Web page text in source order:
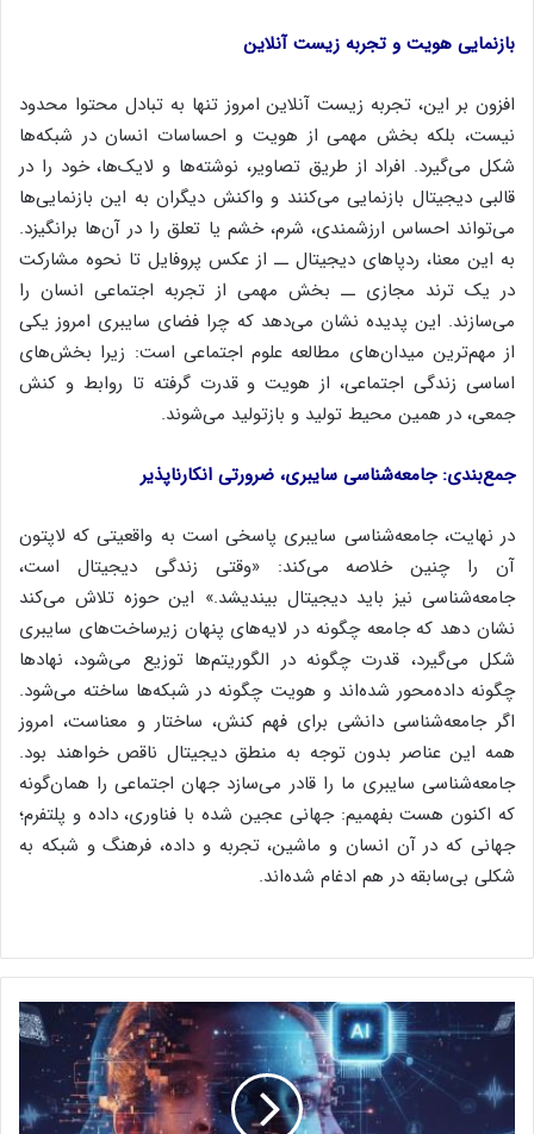
بازنمایی هویت و تجربه زیست آنلاین
افزون بر این، تجربه زیست آنلاین امروز تنها به تبادل محتوا محدود
نیست، بلکه بخش مهمی از هویت و احساسات انسان در شبکه‌ها
شکل می‌گیرد. افراد از طریق تصاویر، نوشته‌ها و لایک‌ها، خود را در
قالبی دیجیتال بازنمایی می‌کنند و واکنش دیگران به این بازنمایی‌ها
می‌تواند احساس ارزشمندی، شرم، خشم یا تعلق را در آن‌ها برانگیزد.
به این معنا، ردپاهای دیجیتال ــ از عکس پروفایل تا نحوه مشارکت
در یک ترند مجازی ــ بخش مهمی از تجربه اجتماعی انسان را
می‌سازند. این پدیده نشان می‌دهد که چرا فضای سایبری امروز یکی
از مهم‌ترین میدان‌های مطالعه علوم اجتماعی است: زیرا بخش‌های
اساسی زندگی اجتماعی، از هویت و قدرت گرفته تا روابط و کنش
جمعی، در همین محیط تولید و بازتولید می‌شوند.
جمع‌بندی: جامعه‌شناسی سایبری، ضرورتی انکارناپذیر
در نهایت، جامعه‌شناسی سایبری پاسخی است به واقعیتی که لاپتون
آن را چنین خلاصه می‌کند: «وقتی زندگی دیجیتال است،
جامعه‌شناسی نیز باید دیجیتال بیندیشد.» این حوزه تلاش می‌کند
نشان دهد که جامعه چگونه در لایه‌های پنهان زیرساخت‌های سایبری
شکل می‌گیرد، قدرت چگونه در الگوریتم‌ها توزیع می‌شود، نهادها
چگونه داده‌محور شده‌اند و هویت چگونه در شبکه‌ها ساخته می‌شود.
اگر جامعه‌شناسی دانشی برای فهم کنش، ساختار و معناست، امروز
همه این عناصر بدون توجه به منطق دیجیتال ناقص خواهند بود.
جامعه‌شناسی سایبری ما را قادر می‌سازد جهان اجتماعی را همان‌گونه
که اکنون هست بفهمیم: جهانی عجین شده با فناوری، داده و پلتفرم؛
جهانی که در آن انسان و ماشین، تجربه و داده، فرهنگ و شبکه به
شکلی بی‌سابقه در هم ادغام شده‌اند.